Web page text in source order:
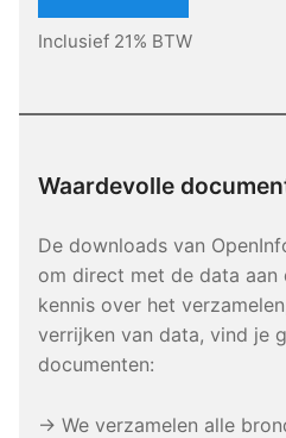
Inclusief 21% BTW
Waardevolle
De downloads van
om direct met de data aan
kennis over het
verrijken van data, vind je
documenten:
→ We verzamelen alle